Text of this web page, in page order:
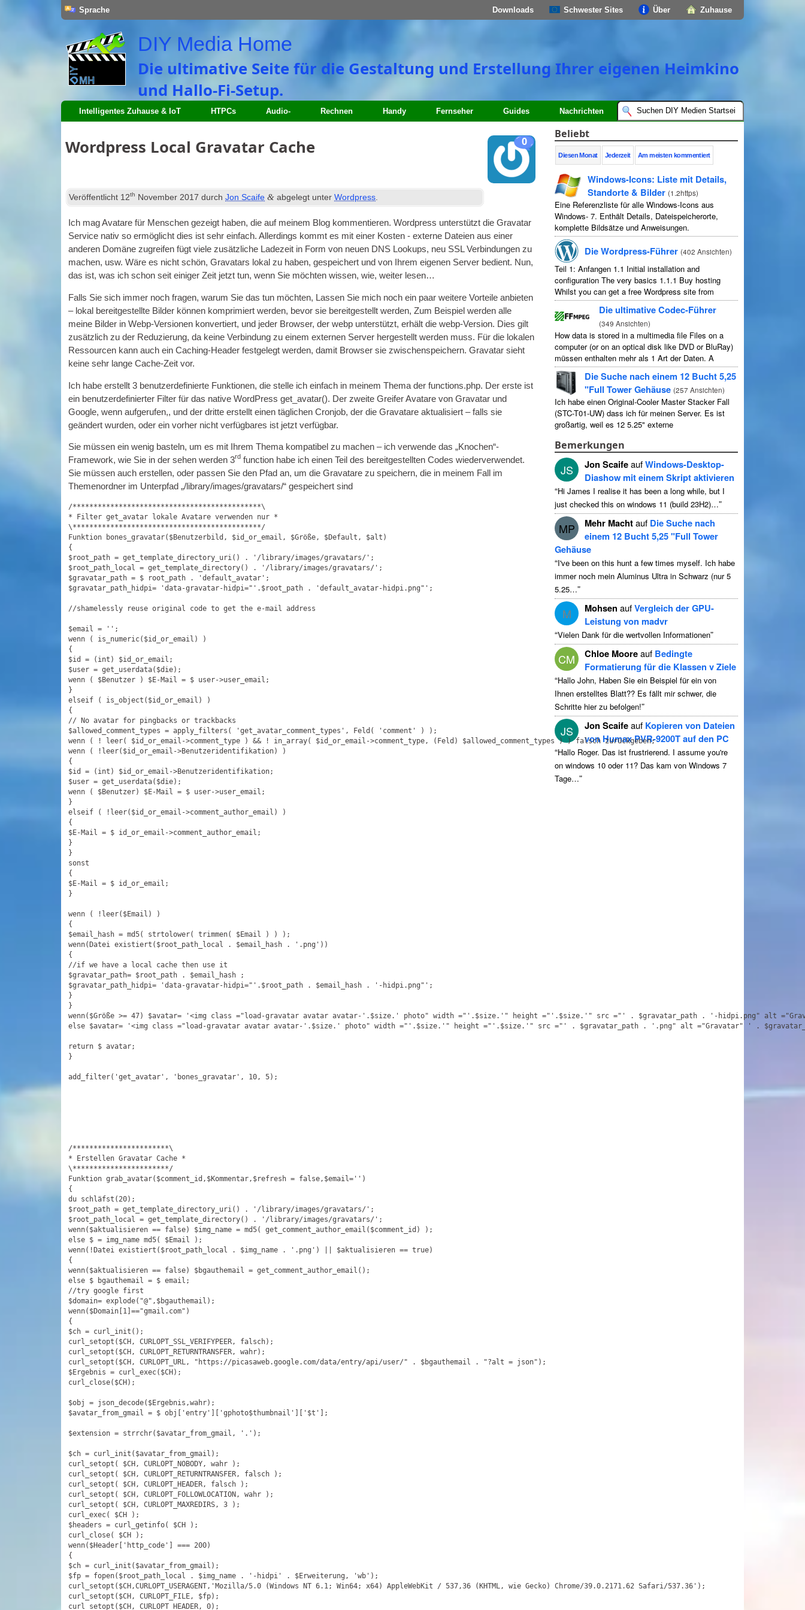
Zuhause
Über
Schwester Sites
Downloads
Sprache
DIY Media Home
Die ultimative Seite für die Gestaltung und Erstellung Ihrer eigenen Heimkino
und Hallo-Fi-Setup.
Intelligentes Zuhause & IoT HTPCs Audio- Rechnen Handy Fernseher Guides Nachrichten
0
Wordpress Local Gravatar Cache
Veröffentlicht 12th November 2017 durchJon Scaife & abgelegt unterWordpress.
Ich mag Avatare für Menschen gezeigt haben, die auf meinem Blog kommentieren. Wordpress unterstützt die Gravatar
Service nativ so ermöglicht dies ist sehr einfach. Allerdings kommt es mit einer Kosten - externe Dateien aus einer
anderen Domäne zugreifen fügt viele zusätzliche Ladezeit in Form von neuen DNS Lookups, neu SSL Verbindungen zu
machen, usw. Wäre es nicht schön, Gravatars lokal zu haben, gespeichert und von Ihrem eigenen Server bedient. Nun,
das ist, was ich schon seit einiger Zeit jetzt tun, wenn Sie möchten wissen, wie, weiter lesen…
Falls Sie sich immer noch fragen, warum Sie das tun möchten, Lassen Sie mich noch ein paar weitere Vorteile anbieten
– lokal bereitgestellte Bilder können komprimiert werden, bevor sie bereitgestellt werden, Zum Beispiel werden alle
meine Bilder in Webp-Versionen konvertiert, und jeder Browser, der webp unterstützt, erhält die webp-Version. Dies gilt
zusätzlich zu der Reduzierung, da keine Verbindung zu einem externen Server hergestellt werden muss. Für die lokalen
Ressourcen kann auch ein Caching-Header festgelegt werden, damit Browser sie zwischenspeichern. Gravatar sieht
keine sehr lange Cache-Zeit vor.
Ich habe erstellt 3 benutzerdefinierte Funktionen, die stelle ich einfach in meinem Thema der functions.php. Der erste ist
ein benutzerdefinierter Filter für das native WordPress get_avatar(). Der zweite Greifer Avatare von Gravatar und
Google, wenn aufgerufen,, und der dritte erstellt einen täglichen Cronjob, der die Gravatare aktualisiert – falls sie
geändert wurden, oder ein vorher nicht verfügbares ist jetzt verfügbar.
Sie müssen ein wenig basteln, um es mit Ihrem Thema kompatibel zu machen – ich verwende das „Knochen“-
Framework, wie Sie in der sehen werden 3rd function habe ich einen Teil des bereitgestellten Codes wiederverwendet.
Sie müssen auch erstellen, oder passen Sie den Pfad an, um die Gravatare zu speichern, die in meinem Fall im
Themenordner im Unterpfad „/library/images/gravatars/“ gespeichert sind
/*********************************************\
* Filter get_avatar lokale Avatare verwenden nur *
\*********************************************/
Funktion bones_gravatar($Benutzerbild, $id_or_email, $Größe, $Default, $alt)
{
$root_path = get_template_directory_uri() .
'/library/images/gravatars/' ;
$root_path_local = get_template_directory() .
'/library/images/gravatars/' ;
$gravatar_path = $ root_path .
'default_avatar' ;
$gravatar_path_hidpi= 'data-gravatar-hidpi=" '.$root_path . 'default_avatar-hidpi.png " ' ;
//shamelessly reuse original code to get the e-mail address
$email = '' ;
wenn ( is_numeric($id_or_email) )
{
$id = (int) $id_or_email;
$user = get_userdata($die);
wenn ( $Benutzer ) $E-Mail = $ user->user_email;
}
elseif ( is_object($id_or_email) )
{
//
No avatar for pingbacks or trackbacks
$allowed_comment_types = apply_filters ( 'get_avatar_comment_types' , Feld( 'comment'
) );
wenn ( ! leer( $id_or_email->comment_type ) && ! in_array( $id_or_email->comment_type, (Feld) $allowed_comment_types ) ) falsch zurückgeben;
wenn ( !leer($id_or_email->Benutzeridentifikation) )
{
$id = (int) $id_or_email->Benutzeridentifikation;
$user = get_userdata($die);
wenn ( $Benutzer) $E-Mail = $ user->user_email;
}
elseif ( !leer($id_or_email->comment_author_email) )
{
$E-Mail = $ id_or_email->comment_author_email;
}
}
sonst
{
$E-Mail = $ id_or_email;
}
wenn ( !leer($Email) )
{
$email_hash = md5( strtolower( trimmen( $Email ) ) );
wenn(Datei existiert($root_path_local . $email_hash .
'.png' ))
{
//if we have a local cache then use it
$gravatar_path= $root_path . $email_hash ;
$gravatar_path_hidpi= 'data-gravatar-hidpi=" '.$root_path . $email_hash . '-hidpi.png " ' ;
}
}
wenn($Größe >= 47) $avatar= '<img class =" load-gravatar avatar avatar-'.$size.' photo" width =" '.$size.' " height =" '.$size.' " src =" ' . $gravatar_path . '-hidpi.png " alt
else $avatar= '<img class =" load-gravatar avatar avatar-'.$size.' photo" width =" '.$size.' " height =" '.$size.' " src =" ' . $gravatar_path . '.png " alt ="Gravatar" ' .
return $ avatar;
}
add_filter( 'get_avatar' , 'bones_gravatar' , 10, 5);
/***********************\
* Erstellen Gravatar Cache *
\***********************/
Funktion grab_avatar($comment_id,$Kommentar,$refresh = false,$email='' )
{
du schläfst(20);
$root_path = get_template_directory_uri() .
'/library/images/gravatars/' ;
$root_path_local = get_template_directory() .
'/library/images/gravatars/' ;
wenn($aktualisieren == false) $img_name = md5( get_comment_author_email($comment_id) );
else $ = img_name md5( $Email );
wenn(!Datei existiert($root_path_local . $img_name .
'.png' ) || $aktualisieren == true)
{
wenn($aktualisieren == false) $bgauthemail = get_comment_author_email();
else $ bgauthemail = $ email;
//try google first
$domain= explode("@",$bgauthemail);
wenn($Domain[1]=="gmail.com")
{
$ch = curl_init();
curl_setopt($CH, CURLOPT_SSL_VERIFYPEER, falsch);
curl_setopt($CH, CURLOPT_RETURNTRANSFER, wahr);
curl_setopt($CH, CURLOPT_URL, "https://picasaweb.google.com/data/entry/api/user/" . $bgauthemail . "?alt = json");
$Ergebnis = curl_exec($CH);
curl_close($CH);
$obj = json_decode($Ergebnis,wahr);
$avatar_from_gmail = $ obj[
'entry' 'gphoto$thumbnail' '$t' ];
$extension = strrchr($avatar_from_gmail, '.' );
$ch = curl_init($avatar_from_gmail);
curl_setopt( $CH, CURLOPT_NOBODY, wahr );
curl_setopt( $CH, CURLOPT_RETURNTRANSFER, falsch );
curl_setopt( $CH, CURLOPT_HEADER, falsch );
curl_setopt( $CH, CURLOPT_FOLLOWLOCATION, wahr );
curl_setopt( $CH, CURLOPT_MAXREDIRS, 3 );
curl_exec( $CH );
$headers = curl_getinfo( $CH );
curl_close( $CH );
wenn($Header[
'http_code'
] === 200)
{
$ch = curl_init($avatar_from_gmail);
$fp = fopen($root_path_local . $img_name .
'-hidpi' . $Erweiterung, 'wb' );
curl_setopt($CH,CURLOPT_USERAGENT, 'Mozilla/5.0 (Windows NT 6.1; Win64; x64) AppleWebKit / 537,36 (KHTML, wie Gecko) Chrome/39.0.2171.62 Safari/537.36' );
curl_setopt($CH, CURLOPT_FILE, $fp);
curl_setopt($CH, CURLOPT_HEADER, 0);
Beliebt
Diesen Monat Jederzeit Am meisten kommentiert
Windows-Icons: Liste mit Details,
Standorte & Bilder (1.2https)
Eine Referenzliste für alle Windows-Icons aus
Windows- 7. Enthält Details, Dateispeicherorte,
komplette Bildsätze und Anweisungen.
Die Wordpress-Führer (402 Ansichten)
Teil 1: Anfangen 1.1 Initial installation and
configuration The very basics 1.1.1 Buy hosting
Whilst you can get a free Wordpress site from
wordpress.com,you lose some control and you
have to serve their...
Die ultimative Codec-Führer
(349 Ansichten)
How data is stored in a multimedia file Files on a
computer(or on an optical disk like DVD or BluRay)
müssen enthalten mehr als 1 Art der Daten.A
typical movie will include...
Die Suche nach einem 12 Bucht 5,25
"Full Tower Gehäuse (257 Ansichten)
Ich habe einen Original-Cooler Master Stacker Fall
(STC-T01-UW) dass ich für meinen Server. Es ist
großartig, weil es 12 5.25" externe
verwendbar als 1 von ihnen ...
Bemerkungen
JS Jon ScaifeaufWindows-Desktop-
Diashow mit einem Skript aktivieren
“Hi James I realise it has been a long while,but I
just checked this on windows 11 (build 23H2)…”
MP Mehr Machtauf Die Suche nach
einem 12 Bucht 5,25 "Full Tower
Gehäuse
“I've been on this hunt a few times myself. Ich habe
immer noch mein Aluminus Ultra in Schwarz (nur 5
5.25…”
M Mohsen aufVergleich der GPU-
Leistung von madvr
“Vielen Dank für die wertvollen Informationen”
CM Chloe Mooreauf Bedingte
Formatierung für die Klassen v Ziele
“Hallo John, Haben Sie ein Beispiel für ein von
Ihnen erstelltes Blatt?? Es fällt mir schwer, die
Schritte hier zu befolgen!”
JS Jon Scaifeauf Kopieren von Dateien
von Humax PVR-9200T auf den PC
“Hallo Roger. Das ist frustrierend. I assume you're
on windows 10 oder 11? Das kam von Windows 7
Tage…”